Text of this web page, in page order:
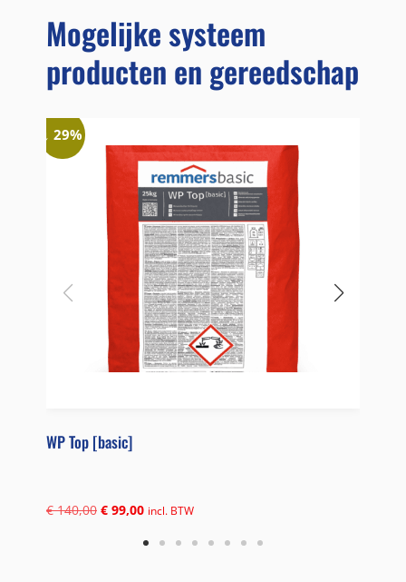
Mogelijke systeem
producten en gereedschap
↓ 29%
WP Top [basic]
€140,00 € 99,00 incl. BTW